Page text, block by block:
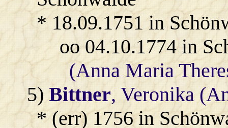
* 18.09.1751 in
oo 04.10.1774 in
(Anna Maria
5)Bittner, Veronika
* (err) 1756 in